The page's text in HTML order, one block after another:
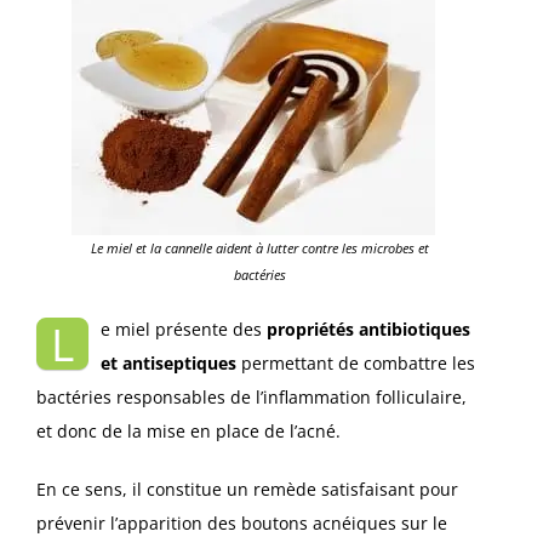
Le miel et la cannelle aident à lutter contre les microbes et
bactéries
L e miel présente des propriétés antibiotiques
et antiseptiques permettant de combattre les
bactéries responsables de l’inflammation folliculaire,
et donc de la mise en place de l’acné.
En ce sens, il constitue un remède satisfaisant pour
prévenir l’apparition des boutons acnéiques sur le